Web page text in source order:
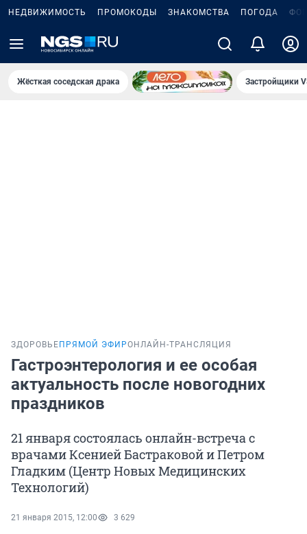
НЕДВИЖИМОСТЬ ПРОМОКОДЫ ЗНАКОМСТВА ПОГОДА
Жёсткая соседская драка Застройщики
ЗДОРОВЬЕ ПРЯМОЙ ЭФИРОНЛАЙН-ТРАНСЛЯЦИЯ
Гастроэнтерология и ее особая
актуальность после новогодних
праздников
21 января состоялась онлайн-встреча с
врачами Ксенией Бастраковой и Петром
Гладким (Центр Новых Медицинских
Технологий)
21 января 2015, 12:00 3 629